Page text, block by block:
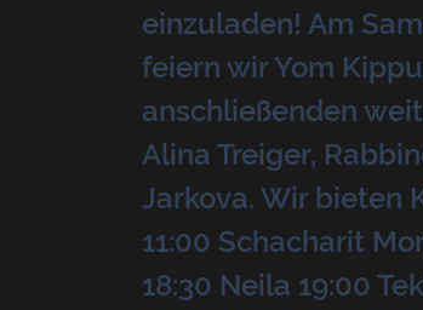
einzuladen! Am
feiern wir Yom
anschließenden
Alina Treiger,
Jarkova. Wir bieten
11:00 Schacharit
18:30 Neila 19:00